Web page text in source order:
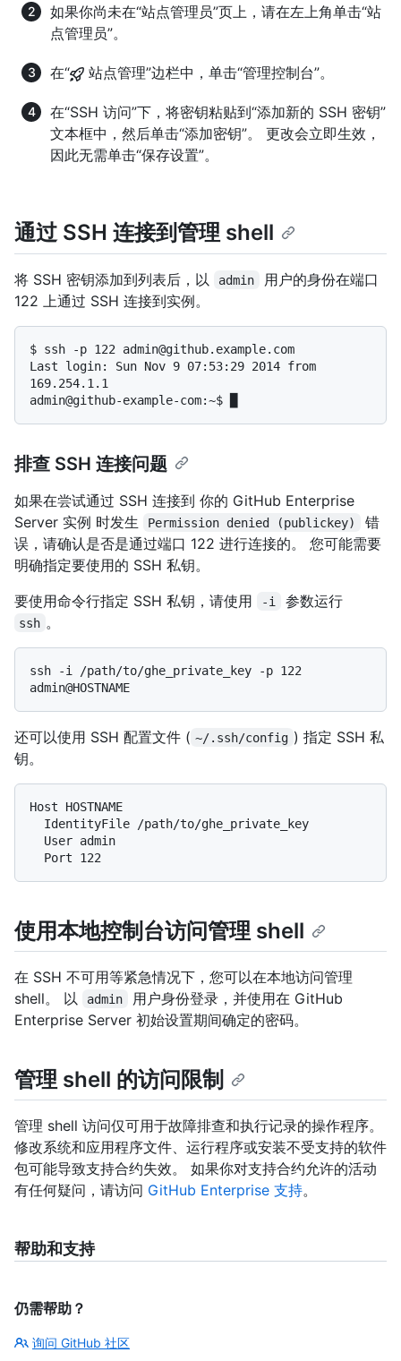
如果你尚未在“站点管理员”页上，请在左上角单击“站
点管理员”。
在“ 站点管理”边栏中，单击“管理控制台”。
在“SSH 访问”下，将密钥粘贴到“添加新的 SSH 密钥”
文本框中，然后单击“添加密钥”。 更改会立即生效，
因此无需单击“保存设置”。
通过 SSH 连接到管理 shell
将 SSH 密钥添加到列表后，以 admin
用户的身份在端口
122 上通过 SSH 连接到实例。
$ ssh -p 122 admin@github.example.com
Last login: Sun Nov 9 07:53:29 2014 from
169.254.1.1
排查 SSH 连接问题
如果在尝试通过 SSH 连接到 你的 GitHub Enterprise
Server 实例 时发生
Permission denied (publickey)
错
误，请确认是否是通过端口 122 进行连接的。 您可能需要
明确指定要使用的 SSH 私钥。
要使用命令行指定 SSH 私钥，请使用
-i 参数运行
ssh 。
ssh -i /path/to/ghe_private_key -p 122
还可以使用 SSH 配置文件 ( ~/.ssh/config ) 指定 SSH 私
钥。
Host HOSTNAME
使用本地控制台访问管理 shell
在 SSH 不可用等紧急情况下，您可以在本地访问管理
shell。 以
admin
用户身份登录，并使用在 GitHub
Enterprise Server 初始设置期间确定的密码。
管理 shell 的访问限制
管理 shell 访问仅可用于故障排查和执行记录的操作程序。
修改系统和应用程序文件、运行程序或安装不受支持的软件
包可能导致支持合约失效。 如果你对支持合约允许的活动
有任何疑问，请访问 GitHub Enterprise 支持。
帮助和支持
仍需帮助？
询问 GitHub 社区